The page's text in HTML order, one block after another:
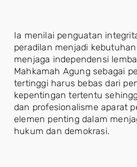
Ia menilai penguatan
peradilan menjadi
menjaga independensi
Mahkamah Agung sebagai
tertinggi harus bebas dari
kepentingan tertentu
dan profesionalisme aparat
elemen penting dalam
hukum dan demokrasi.